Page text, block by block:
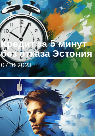
Кредит за 5 минут
без отказа Эстония
07.10.2023